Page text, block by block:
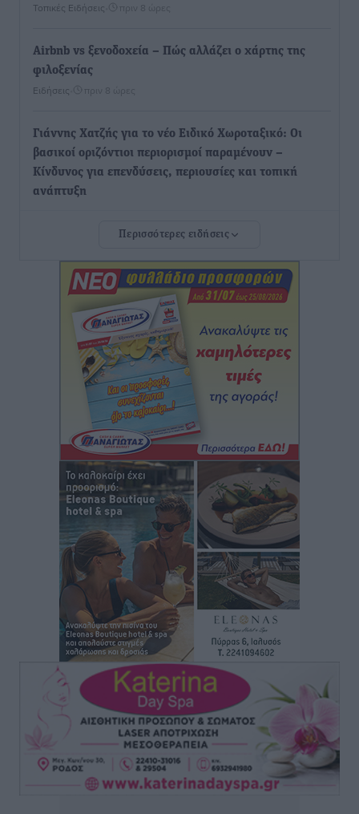
Τοπικές Ειδήσεις πριν 8 ώρες
Airbnb vs ξενοδοχεία – Πώς αλλάζει ο χάρτης της
φιλοξενίας
Ειδήσεις πριν 8 ώρες
Γιάννης Χατζής για το νέο Ειδικό Χωροταξικό: Οι
βασικοί οριζόντιοι περιορισμοί παραμένουν –
Κίνδυνος για επενδύσεις, περιουσίες και τοπική
ανάπτυξη
δεν υπάρχουν περιθώρια εφησυχασμού
Ειδήσεις• πριν 9 ώρες
Στον Άγιο Νικόλαο Χάλκης ανοίγει ξανά το
ανανεωμένο εκκλησιαστικό μουσείο από τη Λέσχη
Lions Χάλκης
Τοπικές Ειδήσεις • πριν 9 ώρες
Ρόδος: «Βουλιάζει» από τουρίστες – Πάνω από 1 εκατ.
επιβάτες και 55 κρουαζιερόπλοια
Τοπικές Ειδήσεις• πριν 9 ώρες
Γ’ Εθνική Κατηγορία: Οι ημερομηνίες των
αγωνιστικών της κανονικής περιόδου
• πριν 14 ώρες
Συνελήφθησαν δύο άτομα στην Κάρπαθο για άγρα
πελατών
Τοπικές Ειδήσεις• πριν 15 ώρες
Χωρίς υποχρεωτική παρουσία μικρών στη 12άδα
Αθλητικά πριν 15 ώρες
Ο Πελεκάνος, οι ανεμογεννήτριες και μια κοινότητα
που κανείς δεν ρώτησε
Δημο-Κρίσεις• πριν 15 ώρες
Περισσότερες ειδήσεις